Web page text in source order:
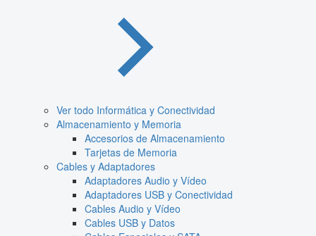
Ver todo Informática y Conectividad
Almacenamiento y Memoria
Accesorios de Almacenamiento
Tarjetas de Memoria
Cables y Adaptadores
Adaptadores Audio y Vídeo
Adaptadores USB y Conectividad
Cables Audio y Vídeo
Cables USB y Datos